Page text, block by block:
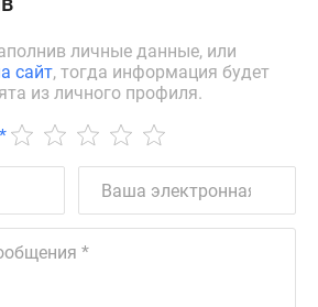
личные данные, или
сайт, тогда информация будет
из личного профиля.
*